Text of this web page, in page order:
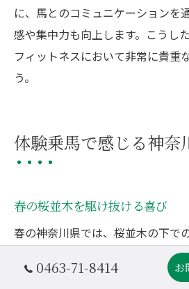
に、馬とのコミュニケーションを
感や集中力も向上します。こうし
フィットネスにおいて非常に貴重
う。
体験乗馬で感じる神奈
春の桜並木を駆け抜ける喜び
春の神奈川県では、桜並木の下で
す。新緑が芽吹く時期に、満開の
心が解放され、心地よいひととき
0463-71-8414 お